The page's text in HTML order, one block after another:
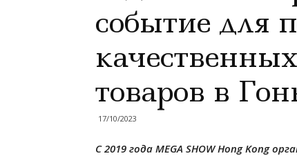
событие для
товаров в
17/10/2023
C 2019 года MEGA SHOW Hong Kong